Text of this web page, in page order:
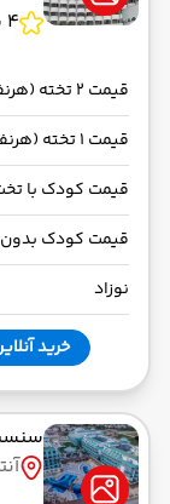
4 ستاره
قیمت 2 تخته (هرنفر)
قیمت 1 تخته (هرنفر)
قیمت کودک با
قیمت کودک
نوزاد
خرید